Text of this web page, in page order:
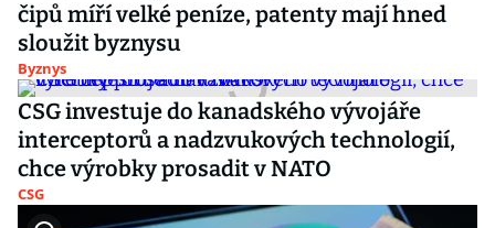
čipů míří velké peníze, patenty mají hned
sloužit byznysu
Byznys
CSG investuje do kanadského vývojáře
interceptorů a nadzvukových technologií,
chce výrobky prosadit v NATO
CSG